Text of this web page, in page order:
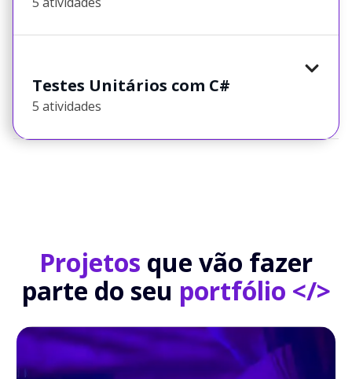
Testes Unitários com C#
5 atividades
Projetos que vão fazer
parte do seu portfólio </>